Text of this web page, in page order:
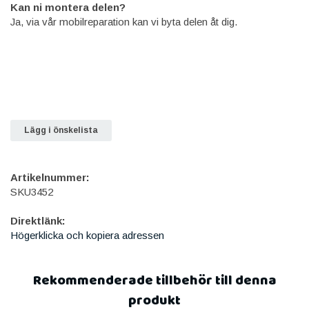
Kan ni montera delen?
Ja, via vår mobilreparation kan vi byta delen åt dig.
Lägg i önskelista
Artikelnummer:
SKU3452
Direktlänk:
Högerklicka och kopiera adressen
Rekommenderade tillbehör till denna
produkt